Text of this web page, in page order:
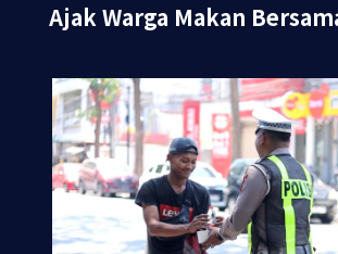
Ajak Warga Makan